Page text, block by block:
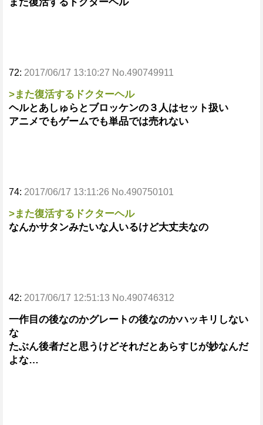
72: 2017/06/17 13:10:27 No.490749911
>また復活するドクターヘル
ヘルとあしゅらとブロッケンの３人はセット扱い
アニメでもゲームでも単品では売れない
74: 2017/06/17 13:11:26 No.490750101
>また復活するドクターヘル
なんかサタンみたいな人いるけど大丈夫なの
42: 2017/06/17 12:51:13 No.490746312
一作目の後なのかグレートの後なのかハッキリしない
な
たぶん後者だと思うけどそれだとあらすじが妙なんだ
よな…